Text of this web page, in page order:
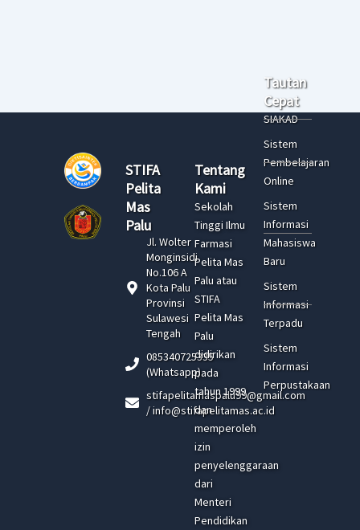
STIFA
Pelita
Mas
Palu
Jl. Wolter
Monginsidi
No.106 A
Kota Palu
Provinsi
Sulawesi
Tengah
085340725335
(Whatsapp)
stifapelitamaspalu99@gmail.com
/ info@stifapelitamas.ac.id
Tentang
Kami
Sekolah
Tinggi Ilmu
Farmasi
Pelita Mas
Palu atau
STIFA
Pelita Mas
Palu
didirikan
pada
tahun 1999
dan
memperoleh
izin
penyelenggaraan
dari
Menteri
Pendidikan
Tautan
Cepat
SIAKAD
Sistem
Pembelajaran
Online
Sistem
Informasi
Mahasiswa
Baru
Sistem
Informasi
Terpadu
Sistem
Informasi
Perpustakaan